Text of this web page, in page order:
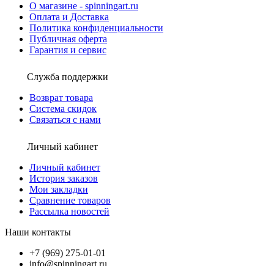
О магазине - spinningart.ru
Оплата и Доставка
Политика конфиденциальности
Публичная оферта
Гарантия и сервис
Служба поддержки
Возврат товара
Система скидок
Связаться с нами
Личный кабинет
Личный кабинет
История заказов
Мои закладки
Сравнение товаров
Рассылка новостей
Наши контакты
+7 (969) 275-01-01